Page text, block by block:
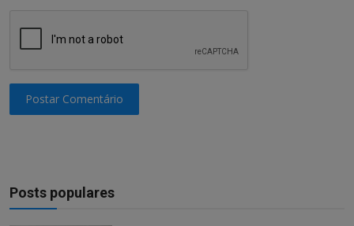
Postar Comentário
Posts populares